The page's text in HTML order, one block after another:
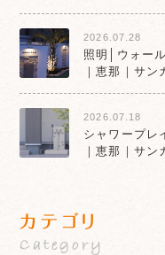
2026.07.28
照明│ウォー
｜恵那｜サ
2026.07.18
シャワープレ
｜恵那｜サ
カテゴリ
Category